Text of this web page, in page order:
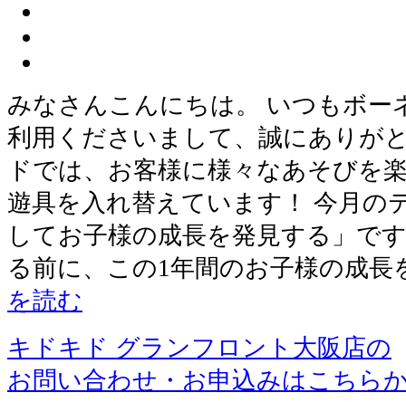
みなさんこんにちは。 いつもボー
利用くださいまして、誠にありが
ドでは、お客様に様々なあそびを
遊具を入れ替えています！ 今月
してお子様の成長を発見する」で
る前に、この1年間のお子様の成
を読む
キドキド グランフロント大阪店の
お問い合わせ・お申込みはこちら